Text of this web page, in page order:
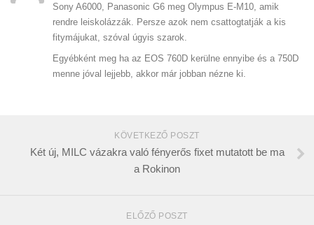
Sony A6000, Panasonic G6 meg Olympus E-M10, amik
rendre leiskolázzák. Persze azok nem csattogtatják a kis
fitymájukat, szóval úgyis szarok.
Egyébként meg ha az EOS 760D kerülne ennyibe és a 750D
menne jóval lejjebb, akkor már jobban nézne ki.
KÖVETKEZŐ POSZT
Két új, MILC vázakra való fényerős fixet mutatott be ma
a Rokinon
ELŐZŐ POSZT